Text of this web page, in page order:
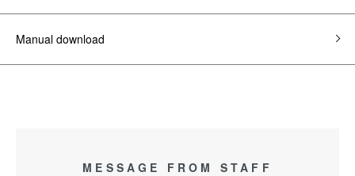
Manual download
MESSAGE FROM STAFF